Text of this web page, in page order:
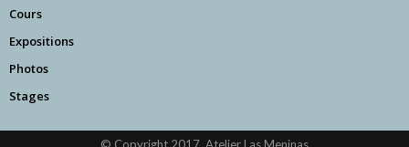
Cours
Expositions
Photos
Stages